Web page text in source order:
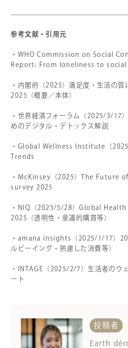
参考文献・引用元
・WHO Commission on Social
Report: From loneliness to
・内閣府（2025）満足度・生活の質
2025（概要／本体）
・世界経済フォーラム（2025/3/17
めのデジタル・デトックス解説
・Global Wellness Institute（
Trends
・McKinsey（2025）
The Future
survey 2025
・NIQ（2025/5/28）Global Health
2025 （透明性・意識的購買等）
・amana insights（2025/1/17）
ルビーイング・熟慮した消費等）
・INTAGE（2025/2/7）生活者のウ
ート
投稿者
Earth